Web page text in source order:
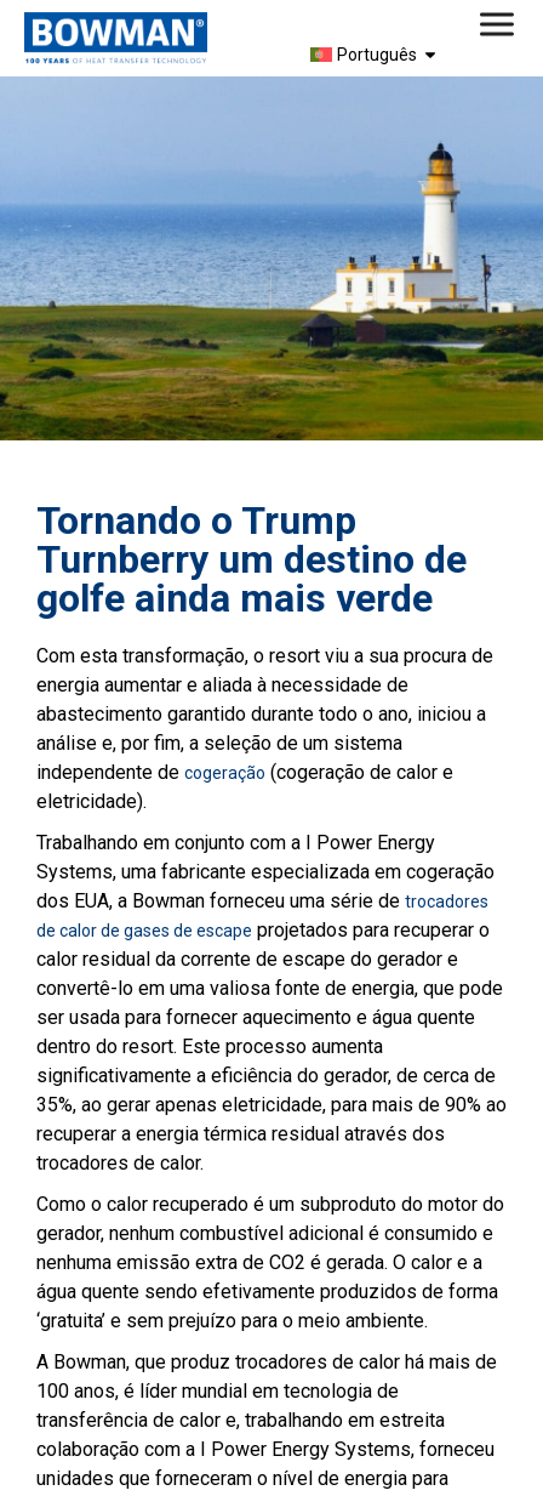
Português
Tornando o Trump
Turnberry um destino de
golfe ainda mais verde
Com esta transformação, o resort viu a sua procura de
energia aumentar e aliada à necessidade de
abastecimento garantido durante todo o ano, iniciou a
análise e, por fim, a seleção de um sistema
independente de cogeração (cogeração de calor e
eletricidade).
Trabalhando em conjunto com a I Power Energy
Systems, uma fabricante especializada em cogeração
dos EUA, a Bowman forneceu uma série de trocadores
de calor de gases de escape projetados para recuperar o
calor residual da corrente de escape do gerador e
convertê-lo em uma valiosa fonte de energia, que pode
ser usada para fornecer aquecimento e água quente
dentro do resort. Este processo aumenta
significativamente a eficiência do gerador, de cerca de
35%, ao gerar apenas eletricidade, para mais de 90% ao
recuperar a energia térmica residual através dos
trocadores de calor.
Como o calor recuperado é um subproduto do motor do
gerador, nenhum combustível adicional é consumido e
nenhuma emissão extra de CO2 é gerada. O calor e a
água quente sendo efetivamente produzidos de forma
‘gratuita’ e sem prejuízo para o meio ambiente.
A Bowman, que produz trocadores de calor há mais de
100 anos, é líder mundial em tecnologia de
transferência de calor e, trabalhando em estreita
colaboração com a I Power Energy Systems, forneceu
unidades que forneceram o nível de energia para